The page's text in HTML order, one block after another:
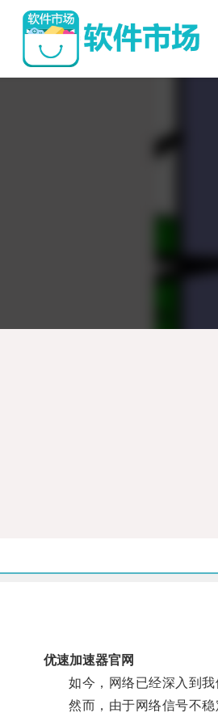
优速加速器官网
如今，网络已经深入到我
然而，由于网络信号不稳